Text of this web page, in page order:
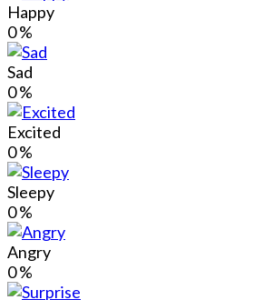
Happy
0%
Sad
0%
Excited
0%
Sleepy
0%
Angry
0%